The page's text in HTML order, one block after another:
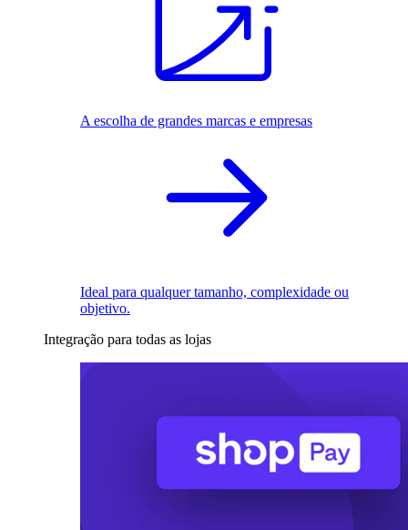
A escolha de grandes marcas e empresas
Ideal para qualquer tamanho, complexidade ou
objetivo.
Integração para todas as lojas